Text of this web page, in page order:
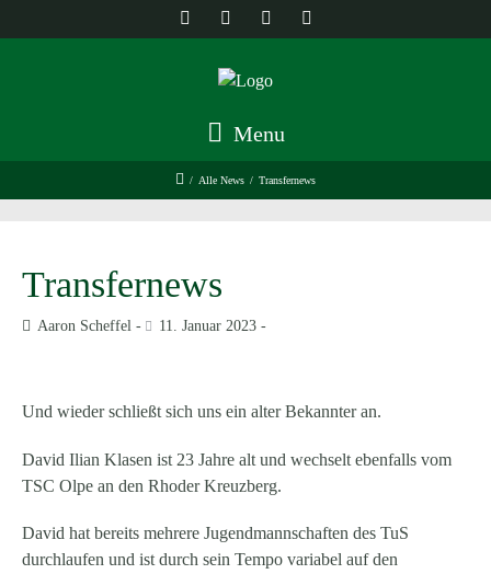
Menu
/ Alle News / Transfernews
Transfernews
Aaron Scheffel 11. Januar 2023
Und wieder schließt sich uns ein alter Bekannter an.
David Ilian Klasen ist 23 Jahre alt und wechselt ebenfalls vom
TSC Olpe an den Rhoder Kreuzberg.
David hat bereits mehrere Jugendmannschaften des TuS
durchlaufen und ist durch sein Tempo variabel auf den